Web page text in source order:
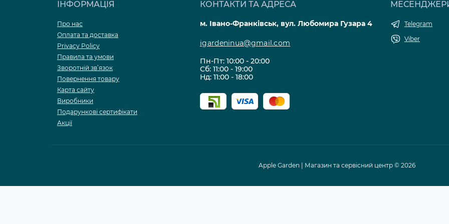
ІНФОРМАЦІЯ
Про нас
Оплата та доставка
Privacy Policy
Правила та умови
Зворотній зв’язок
Повернення товару
Карта сайту
Виробники
Подарункові сертифікати
Акції
КОНТАКТИ ТА АДРЕСА
м. Івано-Франківськ, вул. Любомира Гузара 4
igardeninua@gmail.com
Пн-Пт: 10:00 - 20:00
Сб: 11:00 - 19:00
Нд: 11:00 - 18:00
Telegram
Viber
Apple Garden | Магазин та сервісний центр © 2026